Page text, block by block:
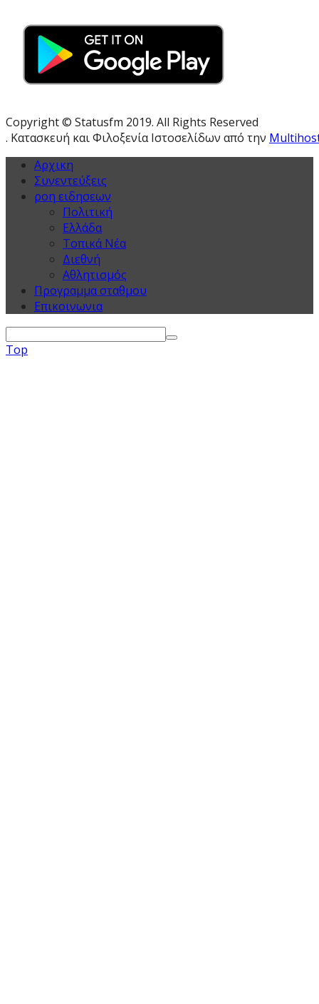
Copyright © Statusfm 2019. All Rights Reserved
. Κατασκευή και Φιλοξενία Ιστοσελίδων από την
Αρχικη
Συνεντεύξεις
ροη ειδησεων
Πολιτική
Ελλάδα
Τοπικά Νέα
Διεθνή
Αθλητισμός
Προγραμμα σταθμου
Επικοινωνια
Top